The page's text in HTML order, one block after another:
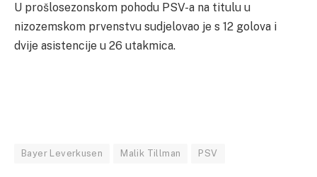
U prošlosezonskom pohodu PSV-a na titulu u
nizozemskom prvenstvu sudjelovao je s 12 golova i
dvije asistencije u 26 utakmica.
Bayer Leverkusen Malik Tillman PSV